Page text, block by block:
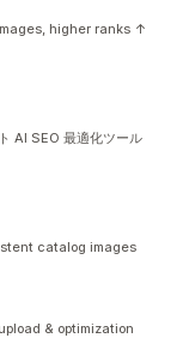
higher ranks ↑
AI SEO 最適化ツール
catalog images
& optimization